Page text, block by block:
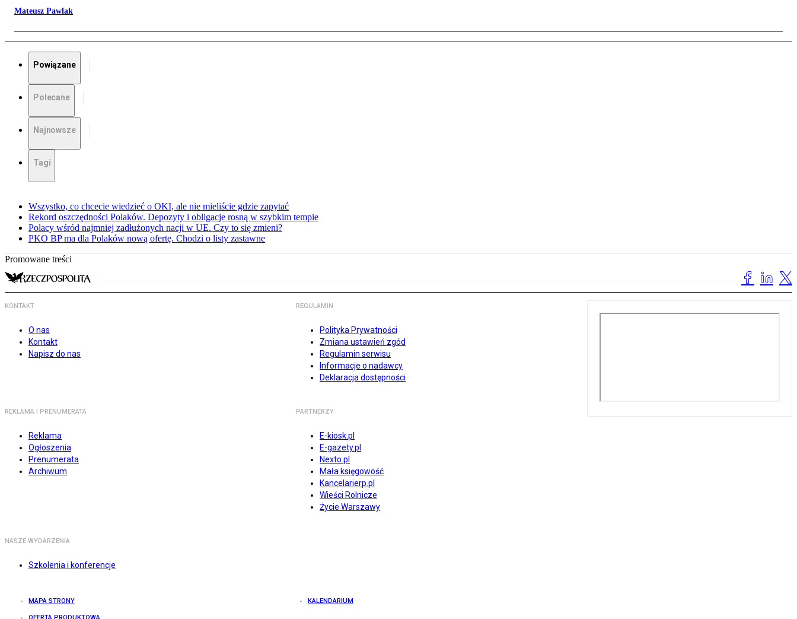
Mateusz Pawlak
Powiązane
Polecane
Najnowsze
Tagi
Wszystko, co chcecie wiedzieć o OKI, ale nie mieliście gdzie zapytać
Rekord oszczędności Polaków. Depozyty i obligacje rosną w szybkim tempie
Polacy wśród najmniej zadłużonych nacji w UE. Czy to się zmieni?
PKO BP ma dla Polaków nową ofertę. Chodzi o listy zastawne
Promowane treści
KONTAKT
O nas
Kontakt
Napisz do nas
REGULAMIN
Polityka Prywatności
Zmiana ustawień zgód
Regulamin serwisu
Informacje o nadawcy
Deklaracja dostępności
REKLAMA I PRENUMERATA
Reklama
Ogłoszenia
Prenumerata
Archiwum
PARTNERZY
E-kiosk.pl
E-gazety.pl
Nexto.pl
Mała księgowość
Kancelarierp.pl
Wieści Rolnicze
Życie Warszawy
NASZE WYDARZENIA
Szkolenia i konferencje
MAPA STRONY KALENDARIUM